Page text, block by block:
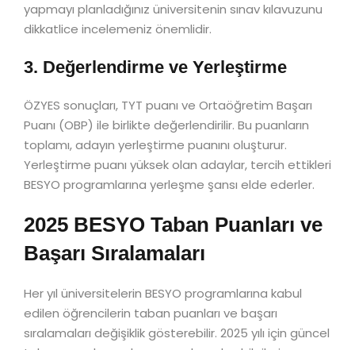
yapmayı planladığınız üniversitenin sınav kılavuzunu
dikkatlice incelemeniz önemlidir.
3. Değerlendirme ve Yerleştirme
ÖZYES sonuçları, TYT puanı ve Ortaöğretim Başarı
Puanı (OBP) ile birlikte değerlendirilir. Bu puanların
toplamı, adayın yerleştirme puanını oluşturur.
Yerleştirme puanı yüksek olan adaylar, tercih ettikleri
BESYO programlarına yerleşme şansı elde ederler.
2025 BESYO Taban Puanları ve
Başarı Sıralamaları
Her yıl üniversitelerin BESYO programlarına kabul
edilen öğrencilerin taban puanları ve başarı
sıralamaları değişiklik gösterebilir. 2025 yılı için güncel